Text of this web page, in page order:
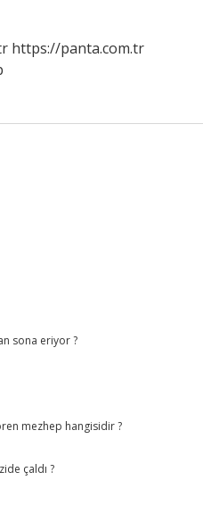
https://panta.com.tr
sona eriyor ?
mezhep hangisidir ?
çaldı ?